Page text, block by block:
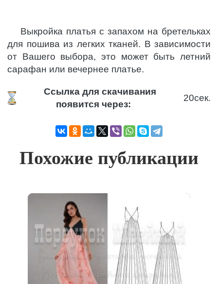
Выкройка платья с запахом на бретельках
для пошива из легких тканей. В зависимости
от Вашего выбора, это может быть летний
сарафан или вечернее платье.
Ссылка для скачивания
появится через:
20сек.
Похожие публикации